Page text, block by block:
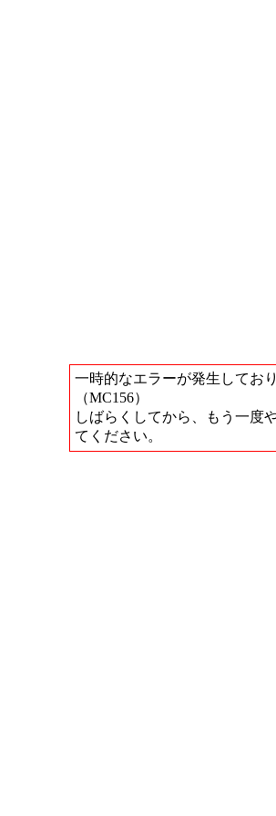
一時的なエラーが発生しており
（MC156）
しばらくしてから、もう一度
てください。